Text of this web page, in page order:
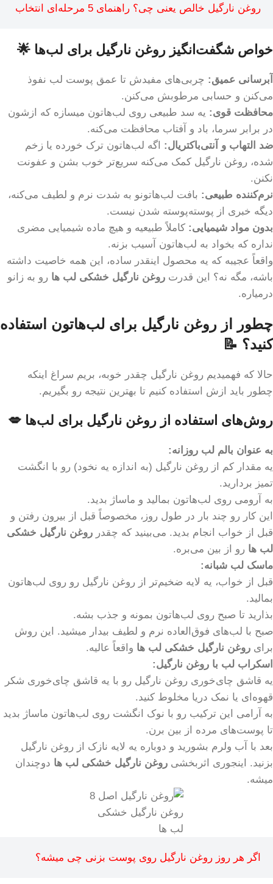
روغن نارگیل خالص یعنی چی؟ راهنمای 5 مرحله‌ای انتخاب
خواص شگفت‌انگیز روغن نارگیل برای لب‌ها 🌟
آبرسانی عمیق: چربی‌های مفیدش تا عمق پوست لب نفوذ
می‌کنن و حسابی مرطوبش می‌کنن.
محافظت قوی: یه سد طبیعی روی لب‌هاتون میسازه که ازشون
در برابر سرما، باد و آفتاب محافظت می‌کنه.
ضد التهاب و آنتی‌باکتریال: اگه لب‌هاتون ترک خورده یا زخم
شده، روغن نارگیل کمک می‌کنه سریع‌تر خوب بشن و عفونت
نکنن.
نرم‌کننده طبیعی: بافت لب‌هاتونو به شدت نرم و لطیف می‌کنه،
دیگه خبری از پوسته‌پوسته شدن نیست.
بدون مواد شیمیایی: کاملاً طبیعیه و هیچ ماده شیمیایی مضری
نداره که بخواد به لب‌هاتون آسیب بزنه.
واقعاً عجیبه که یه محصول اینقدر ساده، این همه خاصیت داشته
باشه، مگه نه؟ این قدرت روغن نارگیل خشکی لب ها رو به زانو
درمیاره.
چطور از روغن نارگیل برای لب‌هاتون استفاده
کنید؟ 📝
حالا که فهمیدیم روغن نارگیل چقدر خوبه، بریم سراغ اینکه
چطور باید ازش استفاده کنیم تا بهترین نتیجه رو بگیریم.
روش‌های استفاده از روغن نارگیل برای لب‌ها 💋
به عنوان بالم لب روزانه:
یه مقدار کم از روغن نارگیل (به اندازه یه نخود) رو با انگشت
تمیز بردارید.
به آرومی روی لب‌هاتون بمالید و ماساژ بدید.
این کار رو چند بار در طول روز، مخصوصاً قبل از بیرون رفتن و
قبل از خواب انجام بدید. می‌بینید که چقدر روغن نارگیل خشکی
لب ها رو از بین می‌بره.
ماسک لب شبانه:
قبل از خواب، یه لایه ضخیم‌تر از روغن نارگیل رو روی لب‌هاتون
بمالید.
بذارید تا صبح روی لب‌هاتون بمونه و جذب بشه.
صبح با لب‌های فوق‌العاده نرم و لطیف بیدار میشید. این روش
برای روغن نارگیل خشکی لب ها واقعاً عالیه.
اسکراب لب با روغن نارگیل:
یه قاشق چای‌خوری روغن نارگیل رو با یه قاشق چای‌خوری شکر
قهوه‌ای یا نمک دریا مخلوط کنید.
به آرامی این ترکیب رو با نوک انگشت روی لب‌هاتون ماساژ بدید
تا پوست‌های مرده از بین برن.
بعد با آب ولرم بشورید و دوباره یه لایه نازک از روغن نارگیل
بزنید. اینجوری اثربخشی روغن نارگیل خشکی لب ها دوچندان
میشه.
روغن نارگیل خشکی
لب ها
اگر هر روز روغن نارگیل روی پوست بزنی چی میشه؟